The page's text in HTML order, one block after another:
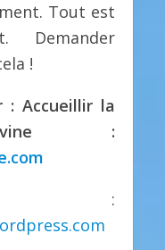
Tout est
Demander
!
: Accueillir la
:
: